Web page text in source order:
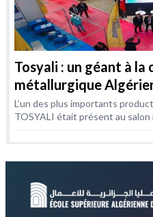
Tosyali : un géant à
métallurgique
L’un des plus importants
TOSYALI était présent au